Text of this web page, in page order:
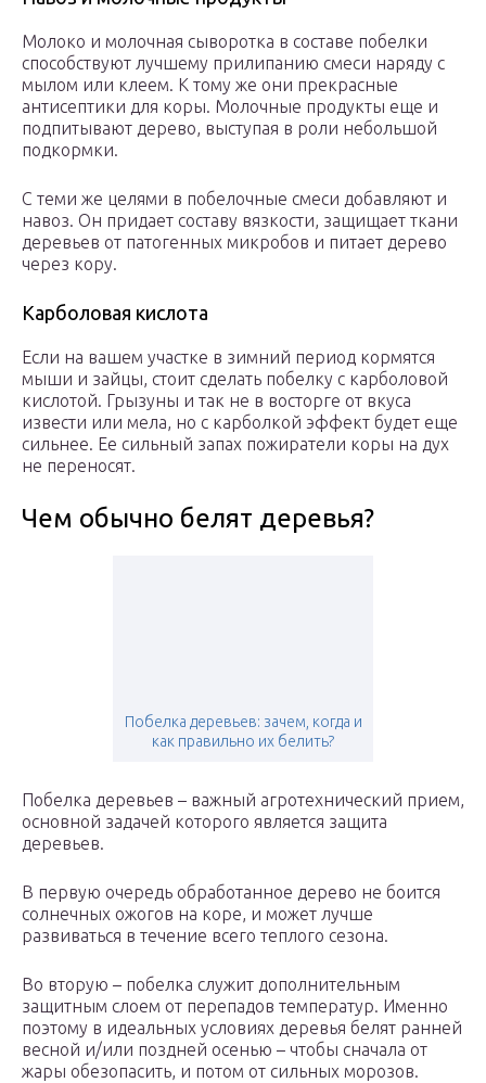
Молоко и молочная сыворотка в составе побелки
способствуют лучшему прилипанию смеси наряду с
мылом или клеем. К тому же они прекрасные
антисептики для коры. Молочные продукты еще и
подпитывают дерево, выступая в роли небольшой
подкормки.
С теми же целями в побелочные смеси добавляют и
навоз. Он придает составу вязкости, защищает ткани
деревьев от патогенных микробов и питает дерево
через кору.
Карболовая кислота
Если на вашем участке в зимний период кормятся
мыши и зайцы, стоит сделать побелку с карболовой
кислотой. Грызуны и так не в восторге от вкуса
извести или мела, но с карболкой эффект будет еще
сильнее. Ее сильный запах пожиратели коры на дух
не переносят.
Чем обычно белят деревья?
Побелка деревьев: зачем, когда и
как правильно их белить?
Побелка деревьев – важный агротехнический прием,
основной задачей которого является защита
деревьев.
В первую очередь обработанное дерево не боится
солнечных ожогов на коре, и может лучше
развиваться в течение всего теплого сезона.
Во вторую – побелка служит дополнительным
защитным слоем от перепадов температур. Именно
поэтому в идеальных условиях деревья белят ранней
весной и/или поздней осенью – чтобы сначала от
жары обезопасить, и потом от сильных морозов.